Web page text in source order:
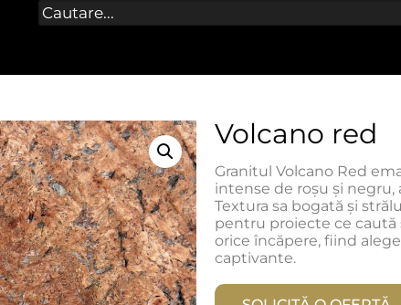
Volcano red
Granitul Volcano Red
intense de roșu și
Textura sa bogată și
pentru proiecte ce caută
orice încăpere, fiind
captivante.